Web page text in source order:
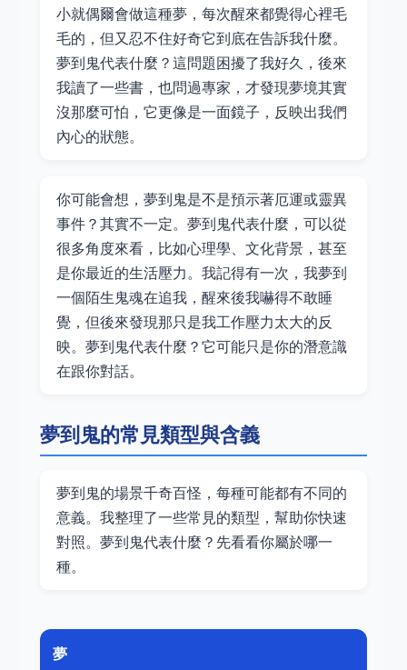
小就偶爾會做這種夢，每次醒來都覺得心裡毛
毛的，但又忍不住好奇它到底在告訴我什麼。
夢到鬼代表什麼？這問題困擾了我好久，後來
我讀了一些書，也問過專家，才發現夢境其實
沒那麼可怕，它更像是一面鏡子，反映出我們
內心的狀態。
你可能會想，夢到鬼是不是預示著厄運或靈異
事件？其實不一定。夢到鬼代表什麼，可以從
很多角度來看，比如心理學、文化背景，甚至
是你最近的生活壓力。我記得有一次，我夢到
一個陌生鬼魂在追我，醒來後我嚇得不敢睡
覺，但後來發現那只是我工作壓力太大的反
映。夢到鬼代表什麼？它可能只是你的潛意識
在跟你對話。
夢到鬼的常見類型與含義
夢到鬼的場景千奇百怪，每種可能都有不同的
意義。我整理了一些常見的類型，幫助你快速
對照。夢到鬼代表什麼？先看看你屬於哪一
種。
夢